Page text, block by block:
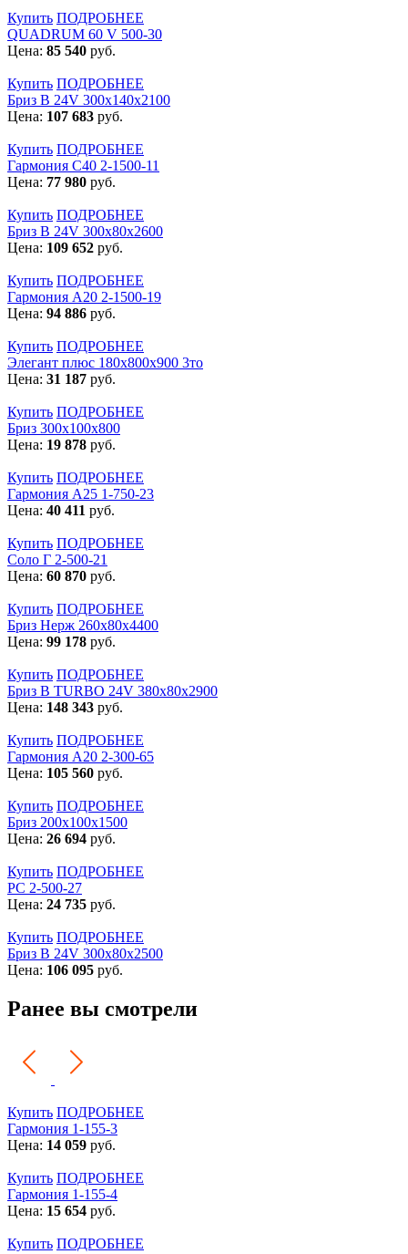
Купить ПОДРОБНЕЕ
QUADRUM 60 V 500-30
Цена: 85 540 руб.
Купить ПОДРОБНЕЕ
Бриз В 24V 300x140x2100
Цена: 107 683 руб.
Купить ПОДРОБНЕЕ
Гармония С40 2-1500-11
Цена: 77 980 руб.
Купить ПОДРОБНЕЕ
Бриз В 24V 300x80x2600
Цена: 109 652 руб.
Купить ПОДРОБНЕЕ
Гармония А20 2-1500-19
Цена: 94 886 руб.
Купить ПОДРОБНЕЕ
Элегант плюс 180x800x900 3то
Цена: 31 187 руб.
Купить ПОДРОБНЕЕ
Бриз 300х100х800
Цена: 19 878 руб.
Купить ПОДРОБНЕЕ
Гармония А25 1-750-23
Цена: 40 411 руб.
Купить ПОДРОБНЕЕ
Соло Г 2-500-21
Цена: 60 870 руб.
Купить ПОДРОБНЕЕ
Бриз Нерж 260х80х4400
Цена: 99 178 руб.
Купить ПОДРОБНЕЕ
Бриз В TURBO 24V 380х80х2900
Цена: 148 343 руб.
Купить ПОДРОБНЕЕ
Гармония А20 2-300-65
Цена: 105 560 руб.
Купить ПОДРОБНЕЕ
Бриз 200х100х1500
Цена: 26 694 руб.
Купить ПОДРОБНЕЕ
РС 2-500-27
Цена: 24 735 руб.
Купить ПОДРОБНЕЕ
Бриз В 24V 300x80x2500
Цена: 106 095 руб.
Ранее вы смотрели
Купить ПОДРОБНЕЕ
Гармония 1-155-3
Цена: 14 059 руб.
Купить ПОДРОБНЕЕ
Гармония 1-155-4
Цена: 15 654 руб.
Купить ПОДРОБНЕЕ